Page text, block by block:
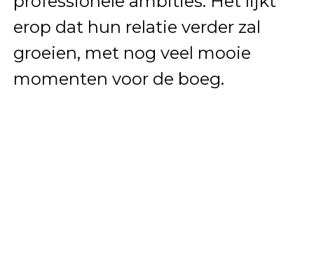
erop dat hun relatie verder zal
groeien, met nog veel mooie
momenten voor de boeg.